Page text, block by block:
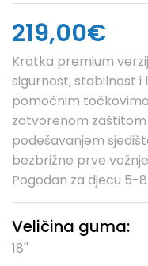
219,00€
Kratka premium
sigurnost, stabilnost i
pomoćnim
zatvorenom
podešavanjem
bezbrižne prve
Pogodan za djecu 5-
Veličina guma:
18''